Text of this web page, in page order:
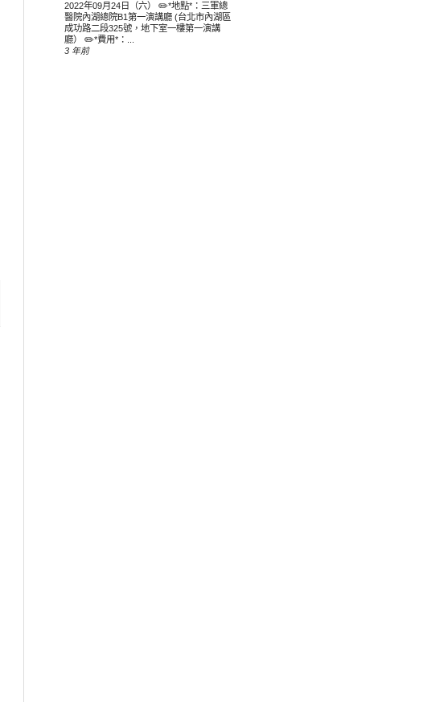
2022年09月24日（六） ✏️*地點*：三軍總
醫院內湖總院B1第一演講廳 (台北市內湖區
成功路二段325號，地下室一樓第一演講
廳） ✏️*費用*：...
3 年前